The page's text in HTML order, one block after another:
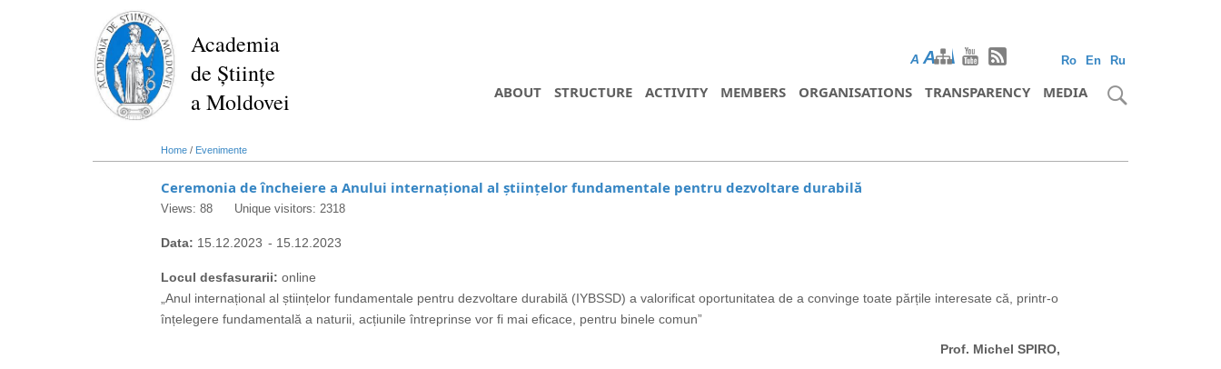
Academia
de Științe
a Moldovei
Ro En Ru
A AA
ABOUT STRUCTURE ACTIVITY MEMBERS ORGANISATIONS TRANSPARENCY MEDIA
Home / Evenimente
Ceremonia de încheiere a Anului internațional al științelor fundamentale pentru dezvoltare durabilă
Views: 88 Unique visitors: 2318
Data: 15.12.2023 - 15.12.2023
Locul desfasurarii: online
„Anul internațional al științelor fundamentale pentru dezvoltare durabilă (IYBSSD) a valorificat oportunitatea de a convinge toate părțile interesate că, printr-o
înțelegere fundamentală a naturii, acțiunile întreprinse vor fi mai eficace, pentru binele comun”
Prof. Michel SPIRO,